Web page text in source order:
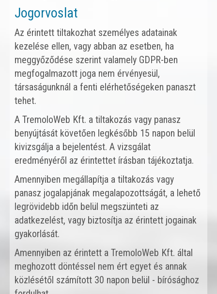
Jogorvoslat
Az érintett tiltakozhat személyes adatainak
kezelése ellen, vagy abban az esetben, ha
meggyőződése szerint valamely GDPR-ben
megfogalmazott joga nem érvényesül,
társaságunknál a fenti elérhetőségeken panaszt
tehet.
A TremoloWeb Kft. a tiltakozás vagy panasz
benyújtását követően legkésőbb 15 napon belül
kivizsgálja a bejelentést. A vizsgálat
eredményéről az érintettet írásban tájékoztatja.
Amennyiben megállapítja a tiltakozás vagy
panasz jogalapjának megalapozottságát, a lehető
legrövidebb időn belül megszünteti az
adatkezelést, vagy biztosítja az érintett jogainak
gyakorlását.
Amennyiben az érintett a TremoloWeb Kft. által
meghozott döntéssel nem ért egyet és annak
közlésétől számított 30 napon belül - bírósághoz